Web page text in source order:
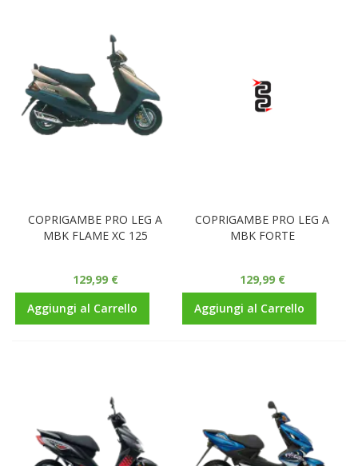
COPRIGAMBE PRO LEG A
MBK FLAME XC 125
129,99 €
Aggiungi al Carrello
COPRIGAMBE PRO LEG A
MBK FORTE
129,99 €
Aggiungi al Carrello